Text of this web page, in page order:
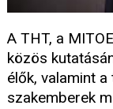
A THT, a
közös
élők, valamint
szakemberek